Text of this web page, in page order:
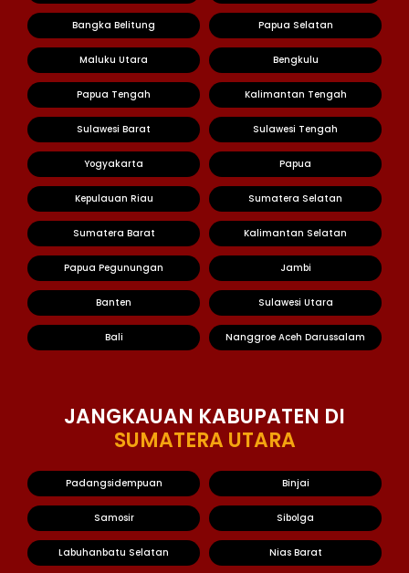
Bangka Belitung Papua Selatan
Maluku Utara Bengkulu
Papua Tengah Kalimantan Tengah
Sulawesi Barat Sulawesi Tengah
Yogyakarta Papua
Kepulauan Riau Sumatera Selatan
Sumatera Barat Kalimantan Selatan
Papua Pegunungan Jambi
Banten Sulawesi Utara
Bali Nanggroe Aceh Darussalam
JANGKAUAN KABUPATEN DI
SUMATERA UTARA
Padangsidempuan Binjai
Samosir Sibolga
Labuhanbatu Selatan Nias Barat